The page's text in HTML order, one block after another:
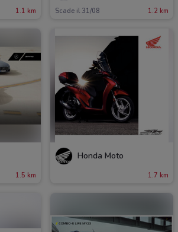
1.1 km Scade il 31/08 1.2 km
1.5 km
Honda Moto
1.7 km